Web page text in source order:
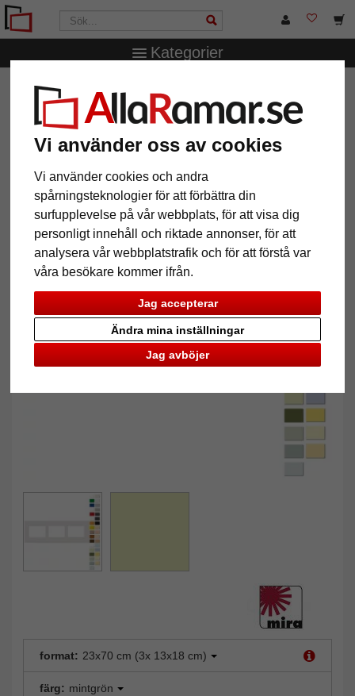
Vi använder oss av cookies
Vi använder cookies och andra
spårningsteknologier för att förbättra din
surfupplevelse på vår webbplats, för att visa dig
personligt innehåll och riktade annonser, för att
analysera vår webbplatstrafik och för att förstå var
våra besökare kommer ifrån.
Jag accepterar
Jag avböjer
Ändra mina inställningar
Kategorier
AllaRamar.se
Galleri passepartout 23x70 cm
format: 23x70 cm (3x 13x18 cm)
färg: mintgrön